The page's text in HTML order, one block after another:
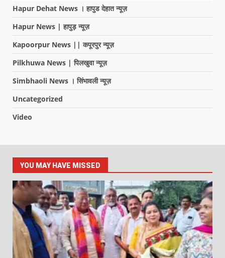
Hapur Dehat News । हापुड देहात न्यूज़
Hapur News | हापुड़ न्यूज़
Kapoorpur News || कपूरपुर न्यूज़
Pilkhuwa News | पिलखुवा न्यूज़
Simbhaoli News । सिंभावली न्यूज़
Uncategorized
Video
YOU MAY HAVE MISSED